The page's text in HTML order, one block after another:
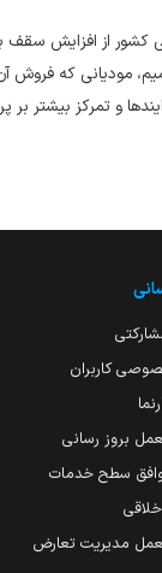
مودیانی که فروش
و تمرکز بیشتر بر
کاربران
بروز رسانی
سطح خدمات
مدیریت تعارض